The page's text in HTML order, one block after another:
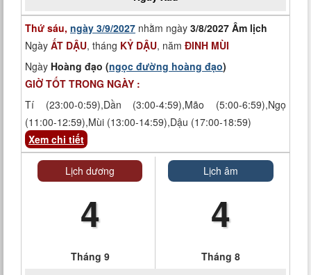
Thứ sáu, ngày 3/9/2027 nhằm ngày 3/8/2027 Âm lịch
Ngày ẤT DẬU, tháng KỶ DẬU, năm ĐINH MÙI
Ngày Hoàng đạo (ngọc đường hoàng đạo)
GIỜ TỐT TRONG NGÀY :
Tí (23:00-0:59),Dần (3:00-4:59),Mão (5:00-6:59),Ngọ
(11:00-12:59),Mùi (13:00-14:59),Dậu (17:00-18:59)
Xem chi tiết
Lịch dương
4
Tháng 9
Lịch âm
4
Tháng 8